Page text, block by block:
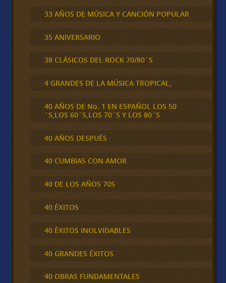
33 AÑOS DE MÚSICA Y CANCIÓN POPULAR
35 ANIVERSARIO
38 CLÁSICOS DEL ROCK 70/80´S
4 GRANDES DE LA MÚSICA TROPICAL,
40 AÑOS DE No. 1 EN ESPAÑOL LOS 50
´S,LOS 60´S,LOS 70´S Y LOS 80´S
40 AÑOS DESPUÉS
40 CUMBIAS CON AMOR
40 DE LOS AÑOS 70S
40 ÉXITOS
40 ÉXITOS INOLVIDABLES
40 GRANDES ÉXITOS
40 OBRAS FUNDAMENTALES